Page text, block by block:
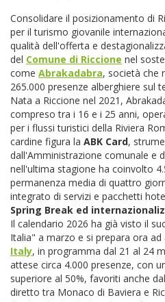
Consolidare il posizionamento di
per il turismo giovanile
qualità dell'offerta e
del Comune di Riccione nel
come Abrakadabra, società che
265.000 presenze alberghiere sul
Nata a Riccione nel 2021,
compreso tra i 16 e i 25 anni,
per i flussi turistici della Riviera
cardine figura la ABK Card,
dall'Amministrazione comunale e
nell'ultima stagione ha coinvolto
permanenza media di quattro
integrato di servizi e pacchetti
Spring Break ed
Il calendario 2026 ha già visto il
Italia" a marzo e si prepara ora ad
Italy, in programma dal 21 al 24
attese circa 4.000 presenze, con
superiore al 50%, favoriti anche
diretto tra Monaco di Baviera e